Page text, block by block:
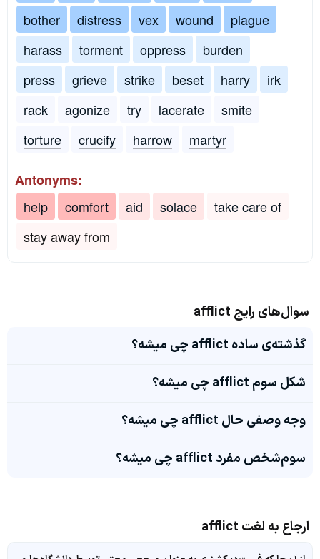
bother
distress vex wound
plague
harass
torment oppress
burden
press
grieve strike beset harry
irk
rack
agonize try lacerate
smite
torture
crucify harrow martyr
Antonyms:
help
comfort aid solace
take care of
stay away from
سوال‌های رایج afflict
گذشته‌ی ساده afflict چی میشه؟
شکل سوم afflict چی میشه؟
وجه وصفی حال afflict چی میشه؟
سوم‌شخص مفرد afflict چی میشه؟
ارجاع به لغت afflict